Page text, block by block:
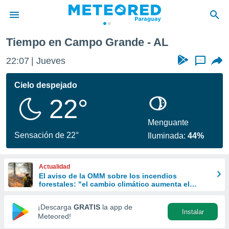
de
ha
calidad.
a este
las
y
forma
digital
basada
Tiempo en Campo Grande - AL
22:07 Jueves ...
Cielo despejado
22°
Sensación de 22°
Menguante
Iluminada:44%
Actualidad
El aviso de la OMM sobre los incendios
forestales: "el cambio climático aumenta el
¡Descarga GRATIS la app de
Meteored!
Instalar